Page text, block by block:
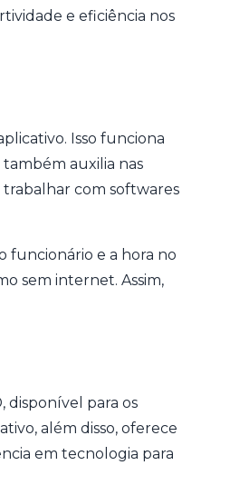
e eficiência nos
Isso funciona
auxilia nas
trabalhar com softwares
funcionário e a hora no
sem internet. Assim,
para os
além disso, oferece
em tecnologia para